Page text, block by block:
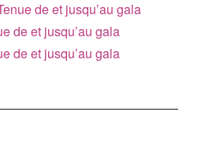
de et jusqu’au gala
de et jusqu’au gala
de et jusqu’au gala